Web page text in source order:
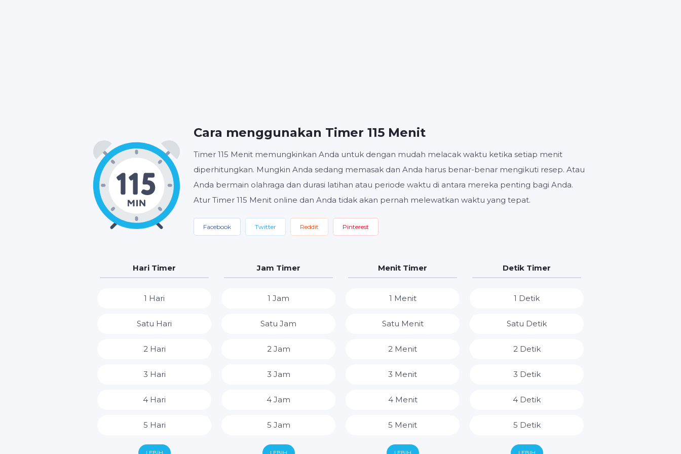
Cara menggunakan Timer 115 Menit
Timer 115 Menit memungkinkan Anda untuk dengan mudah melacak waktu ketika setiap menit
diperhitungkan. Mungkin Anda sedang memasak dan Anda harus benar-benar mengikuti resep. Atau
Anda bermain olahraga dan durasi latihan atau periode waktu di antara mereka penting bagi Anda.
Atur Timer 115 Menit online dan Anda tidak akan pernah melewatkan waktu yang tepat.
Facebook Twitter Reddit Pinterest
Hari Timer
1 Hari
Satu Hari
2 Hari
3 Hari
4 Hari
5 Hari
6 Hari
Jam Timer
1 Jam
Satu Jam
2 Jam
3 Jam
4 Jam
5 Jam
6 Jam
Menit Timer
1 Menit
Satu Menit
2 Menit
3 Menit
4 Menit
5 Menit
6 Menit
Detik Timer
1 Detik
Satu Detik
2 Detik
3 Detik
4 Detik
5 Detik
6 Detik